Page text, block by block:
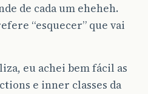
de cada um eheheh.
“esquecer” que vai
eu achei bem fácil as
e inner classes da